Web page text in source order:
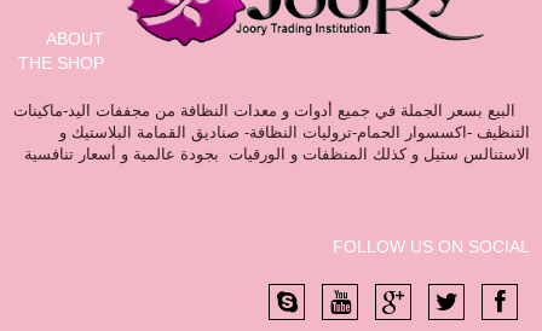
ABOUT
THE SHOP
البيع بسعر الجملة في جميع أدوات و معدات النظافة من مجففات اليد-ماكينات
التنظيف -اكسسوار الحمام-تروليات النظافة- صناديق القمامة البلاستيك و
الاستنالس ستيل و كذلك المنظفات و الورقيات بجودة عالمية و أسعار تنافسية
FOLLOW US ON SOCIAL